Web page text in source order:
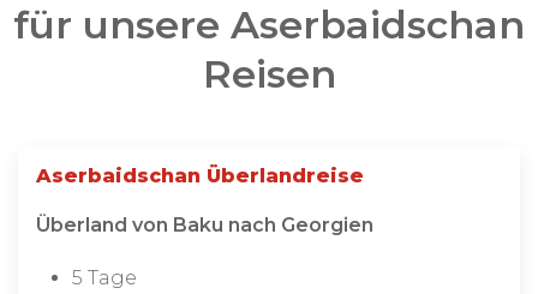
für unsere Aserbaidschan
Reisen
Aserbaidschan Überlandreise
Überland von Baku nach Georgien
5 Tage